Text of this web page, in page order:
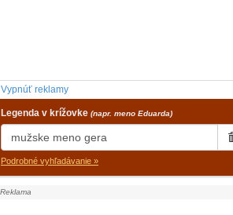
Vypnúť reklamy
Legenda v krížovke (napr. meno Eduarda)
Podrobné vyhľadávanie »